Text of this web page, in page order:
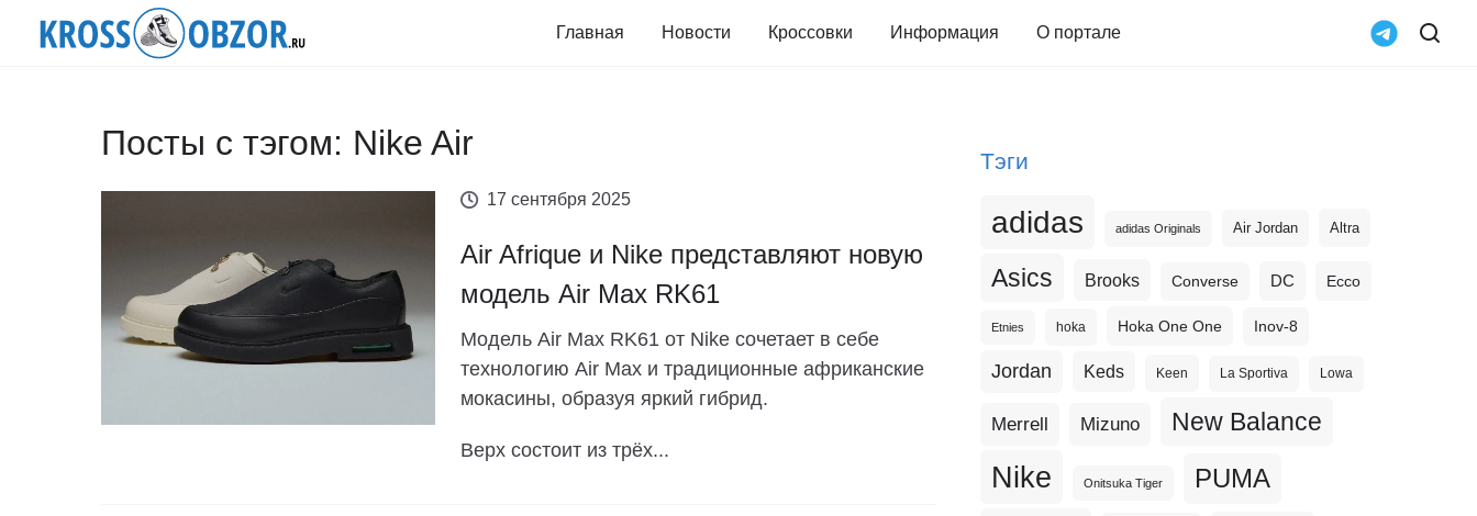
Главная Новости Кроссовки Информация О портале
Посты с тэгом: Nike Air
17 сентября 2025
Air Afrique и Nike представляют новую
модель Air Max RK61
Модель Air Max RK61 от Nike сочетает в себе
технологию Air Max и традиционные африканские
мокасины, образуя яркий гибрид.
Верх состоит из трёх...
Тэги
adidas adidas Originals Air Jordan Altra
Asics Brooks Converse DC Ecco
Etnies hoka Hoka One One Inov-8
Jordan Keds Keen La Sportiva Lowa
Merrell Mizuno New Balance
Nike Onitsuka Tiger PUMA